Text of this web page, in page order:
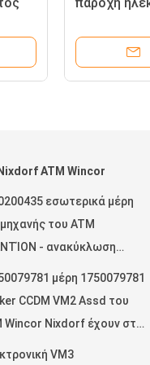
ρεύματος ενιαίας
κέντρο δεδομένων
ATM Wincor
εσωτερικά μέρη
του ATM
- ανακύκλωση
για Cineo 4060
μέρη 1750079781
CCDM VM2 Assd του
Wincor Nixdorf έχουν στο
VM3